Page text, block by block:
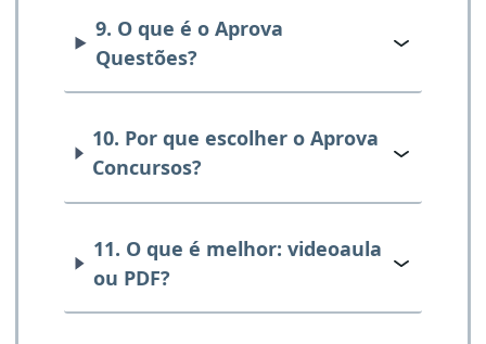
9. O que é o Aprova
Questões?
10. Por que escolher o Aprova
Concursos?
11. O que é melhor: videoaula
ou PDF?